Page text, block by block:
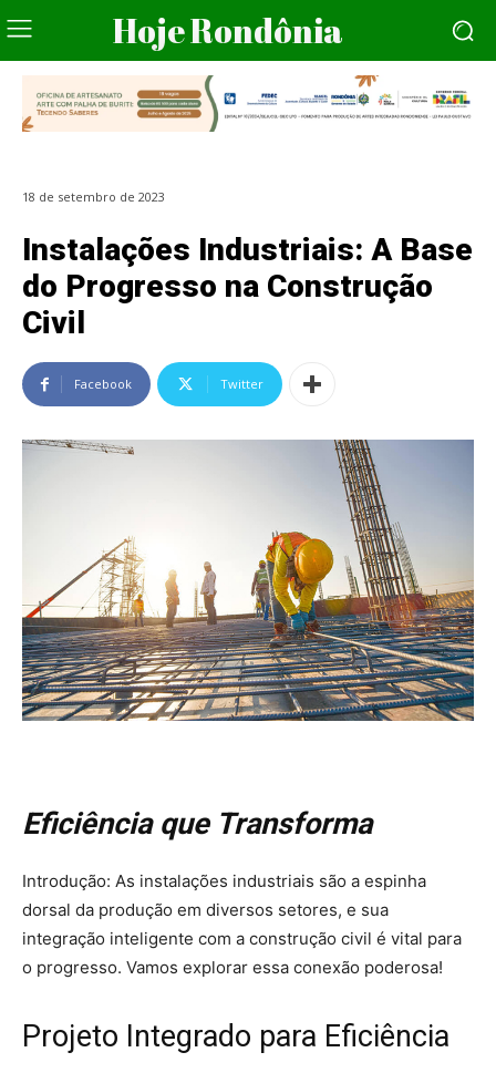
Hoje Rondônia
18 de setembro de 2023
Instalações Industriais: A Base
do Progresso na Construção
Civil
Facebook Twitter
Eficiência que Transforma
Introdução: As instalações industriais são a espinha
dorsal da produção em diversos setores, e sua
integração inteligente com a construção civil é vital para
o progresso. Vamos explorar essa conexão poderosa!
Projeto Integrado para Eficiência